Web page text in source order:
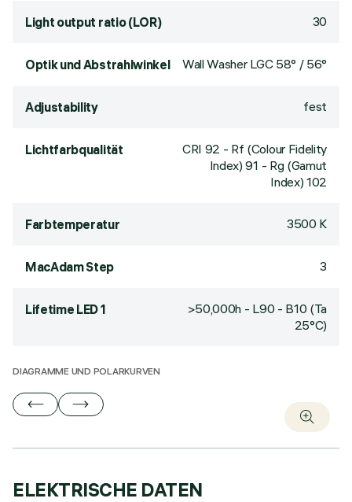
Light output ratio (LOR) 30
Optik und Abstrahlwinkel Wall Washer LGC 58° / 56°
Adjustability fest
Lichtfarbqualität CRI 92 - Rf (Colour Fidelity
Index) 91 - Rg (Gamut
Index) 102
Farbtemperatur 3500 K
MacAdam Step 3
Lifetime LED 1
>50,000h - L90 - B10 (Ta
25°C)
DIAGRAMME UND POLARKURVEN
ELEKTRISCHE DATEN